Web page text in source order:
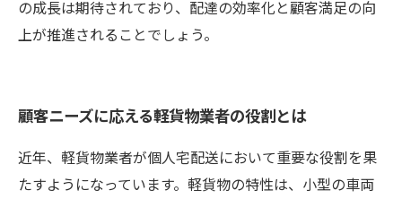
の成長は期待されており、配達の効率化と顧客満足の向
上が推進されることでしょう。
顧客ニーズに応える軽貨物業者の役割とは
近年、軽貨物業者が個人宅配送において重要な役割を果
たすようになっています。軽貨物の特性は、小型の車両